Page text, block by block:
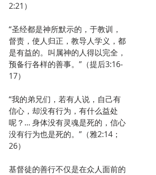
2:21）
“圣经都是神所默示的，于教训，
督责，使人归正，教导人学义，都
是有益的。叫属神的人得以完全，
预备行各样的善事。”（提后3:16-
17）
“我的弟兄们，若有人说，自己有
信心，却没有行为，有什么益处
呢？... 身体没有灵魂是死的，信心
没有行为也是死的。”（雅2:14；
26）
基督徒的善行不仅是在众人面前的